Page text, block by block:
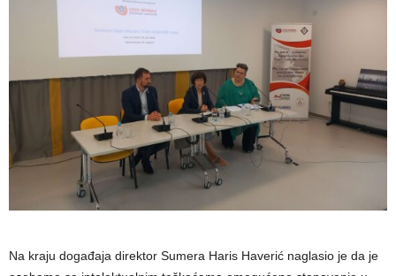
Na kraju događaja direktor Sumera Haris Haverić naglasio je da je